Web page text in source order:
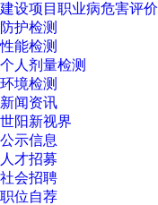
建设项目职业病危害评价
防护检测
性能检测
个人剂量检测
环境检测
新闻资讯
世阳新视界
公示信息
人才招募
社会招聘
职位自荐